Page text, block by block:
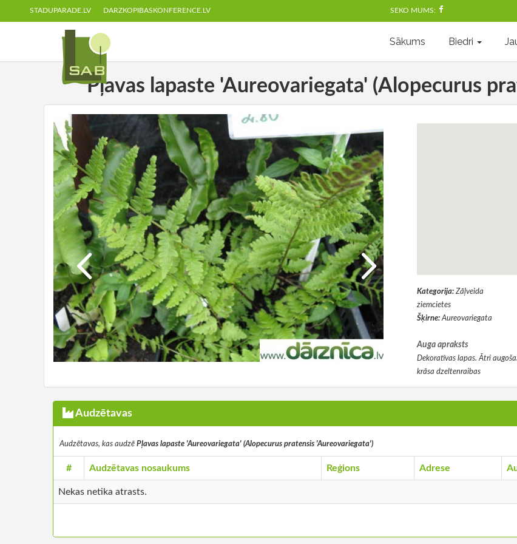
STADUPARADE.LV DARZKOPIBASKONFERENCE.LV SEKO MUMS:
Sākums Biedri
Pļavas lapaste 'Aureovariegata' (Alopecurus
Kategorija: Zāļveida
ziemcietes
Šķirne: Aureovariegata
Auga apraksts
Dekoratīvas lapas. Ātri
krāsa dzeltenraibas
Audzētavas
Audzētavas, kas audzē Pļavas lapaste 'Aureovariegata' (Alopecurus pratensis 'Aureovariegata')
# Audzētavas nosaukums Reģions Adrese
Nekas netika atrasts.